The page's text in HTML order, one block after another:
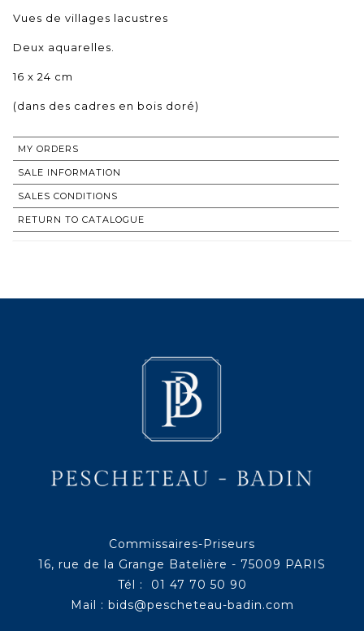
Vues de villages lacustres
Deux aquarelles.
16 x 24 cm
(dans des cadres en bois doré)
MY ORDERS
SALE INFORMATION
SALES CONDITIONS
RETURN TO CATALOGUE
Commissaires-Priseurs
16, rue de la Grange Batelière - 75009 PARIS
Tél : 01 47 70 50 90
Mail : bids@pescheteau-badin.com